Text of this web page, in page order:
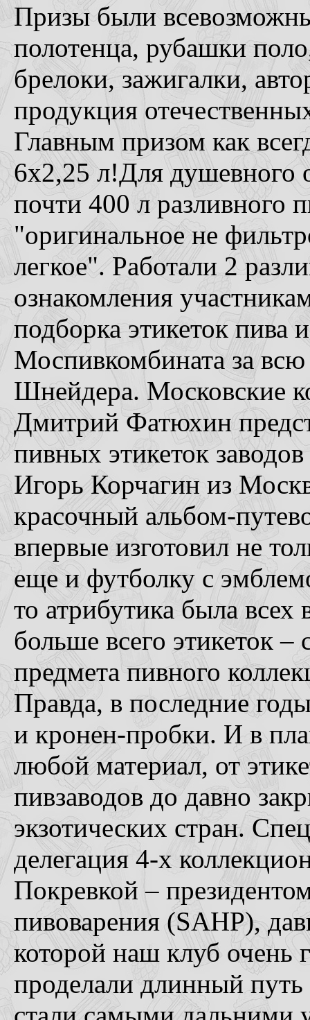
Призы были
полотенца, рубашки
брелоки, зажигалки,
продукция
Главным призом как
6х2,25 л!Для душевного
почти 400 л разливного
"оригинальное не
легкое". Работали 2
ознакомления
подборка этикеток пива
Моспивкомбината за
Шнейдера. Московские
Дмитрий Фатюхин
пивных этикеток
Игорь Корчагин из
красочный альбом-
впервые изготовил не
еще и футболку с
то атрибутика была
больше всего этикеток –
предмета пивного
Правда, в последние
и кронен-пробки. И в
любой материал, от
пивзаводов до давно
экзотических стран.
делегация 4-х
Покревкой –
пивоварения (SAHP),
которой наш клуб очень
проделали длинный